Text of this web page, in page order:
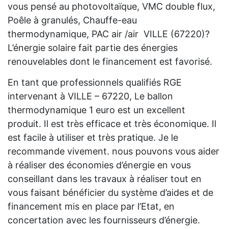
vous pensé au photovoltaïque, VMC double flux,
Poêle à granulés, Chauffe-eau
thermodynamique, PAC air /air VILLE (67220)?
L’énergie solaire fait partie des énergies
renouvelables dont le financement est favorisé.
En tant que professionnels qualifiés RGE
intervenant à VILLE – 67220, Le ballon
thermodynamique 1 euro est un excellent
produit. Il est très efficace et très économique. Il
est facile à utiliser et très pratique. Je le
recommande vivement. nous pouvons vous aider
à réaliser des économies d’énergie en vous
conseillant dans les travaux à réaliser tout en
vous faisant bénéficier du système d’aides et de
financement mis en place par l’Etat, en
concertation avec les fournisseurs d’énergie.